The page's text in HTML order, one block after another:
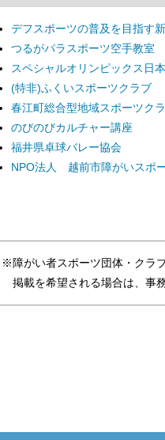
デフスポーツの普及を目指す
つるがパラスポーツ空手教室
スペシャルオリンピックス日
(特非)ふくいスポーツクラブ
春江町総合型地域スポーツク
のびのびカルチャー講座
福井県卓球バレー協会
NPO法人 越前市障がいスポ
※障がい者スポーツ団体・クラ
掲載を希望される場合は、事